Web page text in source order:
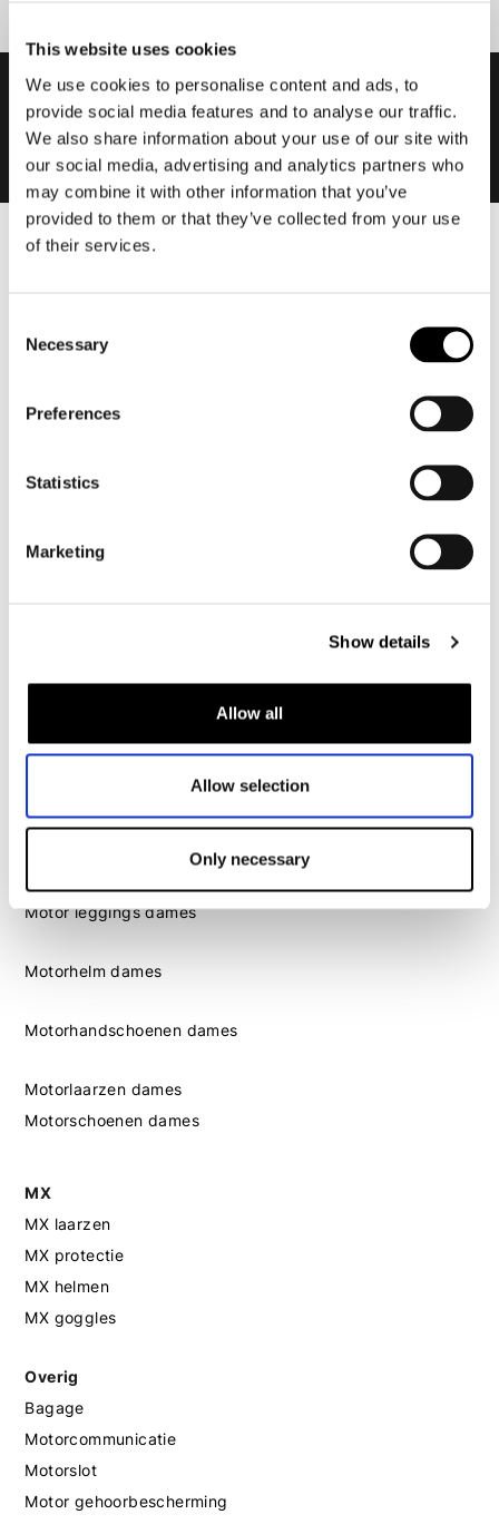
This website uses cookies
We use cookies to personalise content and ads, to
provide social media features and to analyse our traffic.
We also share information about your use of our site with
our social media, advertising and analytics partners who
may combine it with other information that you’ve
provided to them or that they’ve collected from your use
of their services.
Selection
Necessary
Preferences
Statistics
Marketing
Show details
Allow all
Allow selection
Only necessary
Heren
Motorbroek heren
Motorjeans heren
Motorhandschoenen heren
Motorkleding dames
Motorbroek dames
Motor leggings dames
Motorhelm dames
Motorhandschoenen dames
Motorlaarzen dames
Motorschoenen dames
MX
MX laarzen
MX protectie
MX helmen
MX goggles
Overig
Bagage
Motorcommunicatie
Motorslot
Motor gehoorbescherming